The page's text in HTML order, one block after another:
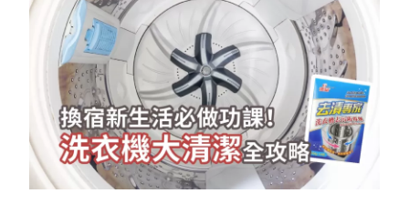
商品介紹
全部商品
限時特賣
防霉清潔好幫手(任3件，贈抗菌保濕洗手乳)
室內外除蟲專區